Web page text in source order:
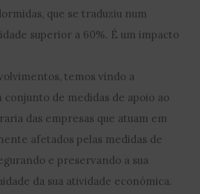
que se traduziu num
superior a 60%. É um impacto
temos vindo a
de medidas de apoio ao
das empresas que atuam em
afetados pelas medidas de
e preservando a sua
da sua atividade económica.